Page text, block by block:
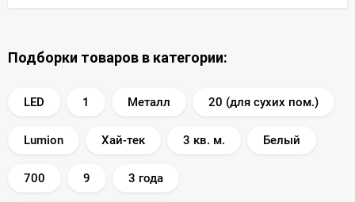
Подборки товаров в категории:
LED 1 Металл 20 (для сухих пом.)
Lumion Хай-тек 3 кв. м. Белый
700 9 3 года